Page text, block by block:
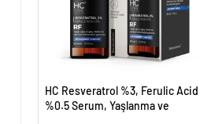
HC Resveratrol %3, Ferulic Acid
%0.5 Serum, Yaşlanma ve